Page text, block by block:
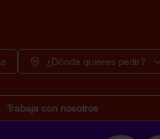
¿Dónde quieres pedir?
Trabaja con nosotros